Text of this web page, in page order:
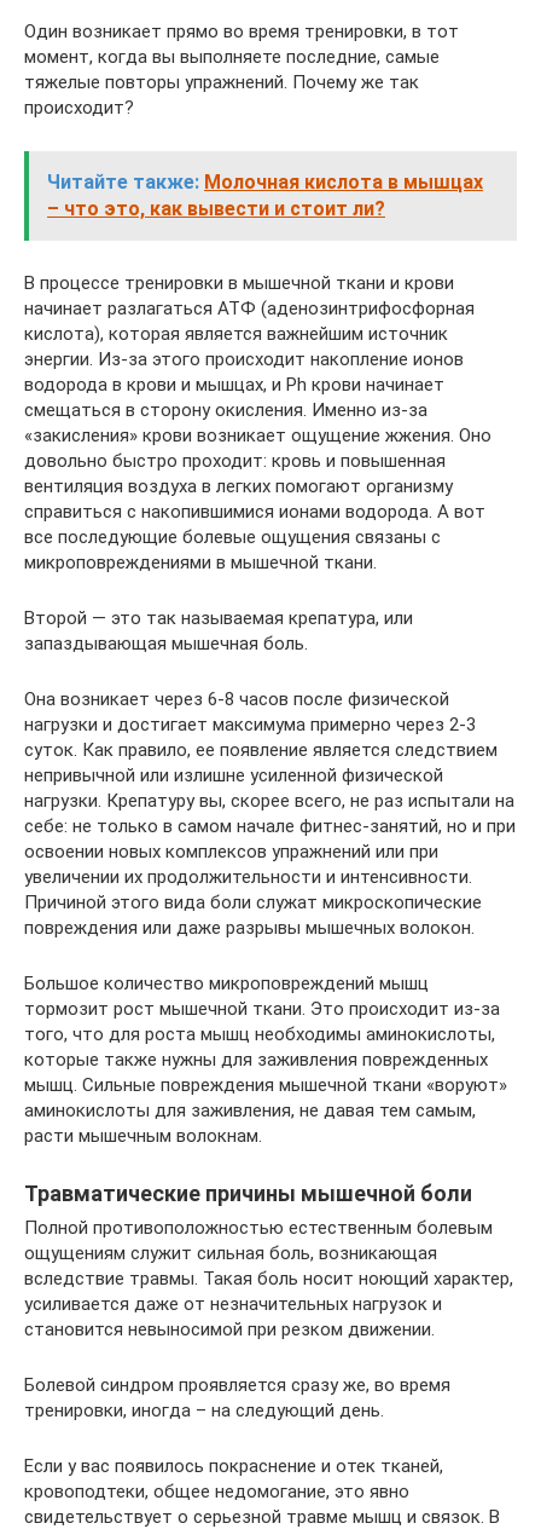
Один возникает прямо во время тренировки, в тот
момент, когда вы выполняете последние, самые
тяжелые повторы упражнений. Почему же так
происходит?
Читайте также: Молочная кислота в мышцах
– что это, как вывести и стоит ли?
В процессе тренировки в мышечной ткани и крови
начинает разлагаться АТФ (аденозинтрифосфорная
кислота), которая является важнейшим источник
энергии. Из-за этого происходит накопление ионов
водорода в крови и мышцах, и Ph крови начинает
смещаться в сторону окисления. Именно из-за
«закисления» крови возникает ощущение жжения. Оно
довольно быстро проходит: кровь и повышенная
вентиляция воздуха в легких помогают организму
справиться с накопившимися ионами водорода. А вот
все последующие болевые ощущения связаны с
микроповреждениями в мышечной ткани.
Второй — это так называемая крепатура, или
запаздывающая мышечная боль.
Она возникает через 6-8 часов после физической
нагрузки и достигает максимума примерно через 2-3
суток. Как правило, ее появление является следствием
непривычной или излишне усиленной физической
нагрузки. Крепатуру вы, скорее всего, не раз испытали на
себе: не только в самом начале фитнес-занятий, но и при
освоении новых комплексов упражнений или при
увеличении их продолжительности и интенсивности.
Причиной этого вида боли служат микроскопические
повреждения или даже разрывы мышечных волокон.
Большое количество микроповреждений мышц
тормозит рост мышечной ткани. Это происходит из-за
того, что для роста мышц необходимы аминокислоты,
которые также нужны для заживления поврежденных
мышц. Сильные повреждения мышечной ткани «воруют»
аминокислоты для заживления, не давая тем самым,
расти мышечным волокнам.
Травматические причины мышечной боли
Полной противоположностью естественным болевым
ощущениям служит сильная боль, возникающая
вследствие травмы. Такая боль носит ноющий характер,
усиливается даже от незначительных нагрузок и
становится невыносимой при резком движении.
Болевой синдром проявляется сразу же, во время
тренировки, иногда – на следующий день.
Если у вас появилось покраснение и отек тканей,
кровоподтеки, общее недомогание, это явно
свидетельствует о серьезной травме мышц и связок. В